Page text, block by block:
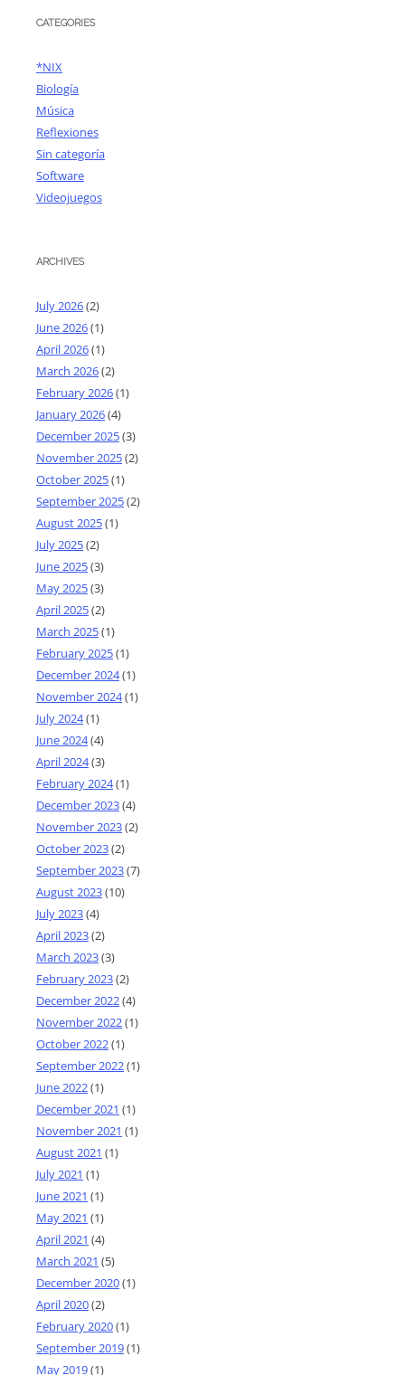
CATEGORIES
*NIX
Biología
Música
Reflexiones
Sin categoría
Software
Videojuegos
ARCHIVES
July 2026(2)
June 2026(1)
April 2026(1)
March 2026(2)
February 2026(1)
January 2026(4)
December 2025(3)
November 2025(2)
October 2025(1)
September 2025(2)
August 2025(1)
July 2025(2)
June 2025(3)
May 2025(3)
April 2025(2)
March 2025(1)
February 2025(1)
December 2024(1)
November 2024(1)
July 2024(1)
June 2024(4)
April 2024(3)
February 2024(1)
December 2023(4)
November 2023(2)
October 2023(2)
September 2023(7)
August 2023(10)
July 2023(4)
April 2023(2)
March 2023(3)
February 2023(2)
December 2022(4)
November 2022(1)
October 2022(1)
September 2022(1)
June 2022(1)
December 2021 (1)
November 2021 (1)
August 2021 (1)
July 2021 (1)
June 2021 (1)
May 2021 (1)
April 2021 (4)
March 2021 (5)
December 2020(1)
April 2020(2)
February 2020(1)
September 2019(1)
May 2019(1)